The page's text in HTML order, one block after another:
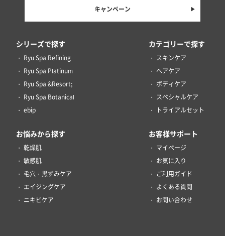
キャンペーン
シリーズで探す
Ryu Spa Refining
Ryu Spa Platinum
Ryu Spa &Resort;
Ryu Spa Botanical
ebip
カテゴリーで探す
スキンケア
ヘアケア
ボディケア
スペシャルケア
トライアルセット
お悩みから探す
乾燥肌
敏感肌
毛穴・黒ずみケア
エイジングケア
ニキビケア
お客様サポート
マイページ
お気に入り
ご利用ガイド
よくある質問
お問い合わせ